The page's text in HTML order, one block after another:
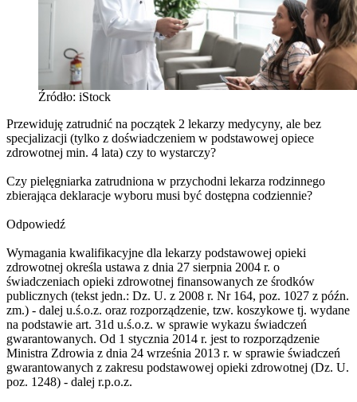
Źródło: iStock
Przewiduję zatrudnić na początek 2 lekarzy medycyny, ale bez
specjalizacji (tylko z doświadczeniem w podstawowej opiece
zdrowotnej min. 4 lata) czy to wystarczy?
Czy pielęgniarka zatrudniona w przychodni lekarza rodzinnego
zbierająca deklaracje wyboru musi być dostępna codziennie?
Odpowiedź
Wymagania kwalifikacyjne dla lekarzy podstawowej opieki
zdrowotnej określa ustawa z dnia 27 sierpnia 2004 r. o
świadczeniach opieki zdrowotnej finansowanych ze środków
publicznych (tekst jedn.: Dz. U. z 2008 r. Nr 164, poz. 1027 z późn.
zm.) - dalej u.ś.o.z. oraz rozporządzenie, tzw. koszykowe tj. wydane
na podstawie art. 31d u.ś.o.z. w sprawie wykazu świadczeń
gwarantowanych. Od 1 stycznia 2014 r. jest to rozporządzenie
Ministra Zdrowia z dnia 24 września 2013 r. w sprawie świadczeń
gwarantowanych z zakresu podstawowej opieki zdrowotnej (Dz. U.
poz. 1248) - dalej r.p.o.z.